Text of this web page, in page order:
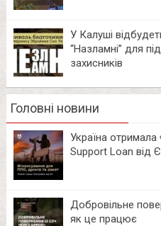
У Калуші
“Назламні” для
захисників
Головні новини
Україна
Support Loan від
Добровільне
як це працює